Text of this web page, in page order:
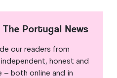
Portugal News
our readers from
honest and
– both online and in